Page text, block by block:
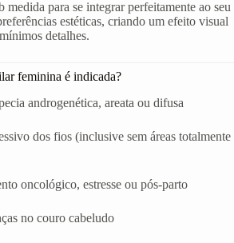
medida para se integrar perfeitamente ao seu
estéticas, criando um efeito visual
detalhes.
feminina é indicada?
androgenética, areata ou difusa
dos fios (inclusive sem áreas totalmente
oncológico, estresse ou pós-parto
no couro cabeludo